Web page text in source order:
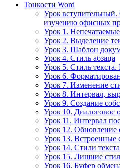
Тонкости Word
Урок
изучению офисных
Урок 1.
Урок 2. Выделение
Урок 3. Шаблон
Урок 4. Стиль абзаца
Урок 5. Стиль
Урок 6.
Урок 7. Изменение
Урок 8. Интервал,
Урок 9. Создание
Урок 10. Диалоговое
Урок 11. Интервал
Урок 12. Обновление
Урок 13. Встроенные
Урок 14. Стили
Урок 15. Лишние
Урок 16. Буфер